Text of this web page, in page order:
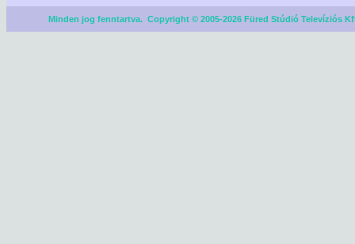
Minden jog fenntartva. Copyright © 2005-2026 Füred Stúdió Televíziós